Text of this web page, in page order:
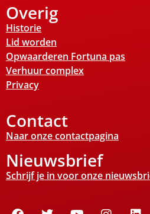
Overig
Historie
Lid worden
Opwaarderen Fortuna pas
Verhuur complex
Privacy
Contact
Naar onze contactpagina
Nieuwsbrief
Schrijf je in voor onze